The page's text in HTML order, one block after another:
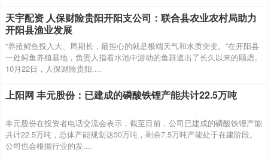
天宇配资 人保财险贵阳开阳支公司：联合县农业农村局助力
开阳县渔业发展
“养殖鲟鱼投入大、周期长，最担心的就是极端天气和水质突变。”在开阳县
一处鲟鱼养殖基地，负责人指着水池中游动的鱼群道出了长久以来的顾虑。
10月22日，人保财险贵阳....
上阳网 丰元股份：已建成的磷酸铁锂产能共计22.5万吨
丰元股份在投资者电话交流会表示，截至目前，公司已建成的磷酸铁锂产能
共计22.5万吨，总体产能规划达30万吨，剩余7.5万吨产能处于在建阶段。
公司也会根据行业的发....